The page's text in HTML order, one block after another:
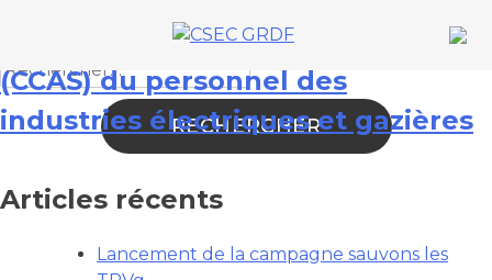
Catégorie de liens : CCAS
Caisse centrale d’activités sociales
(CCAS) du personnel des
industries électriques et gazières
Articles récents
Lancement de la campagne sauvons les